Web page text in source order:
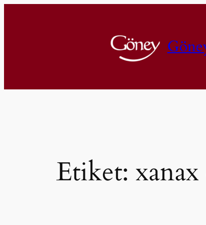
Etiket: xanax